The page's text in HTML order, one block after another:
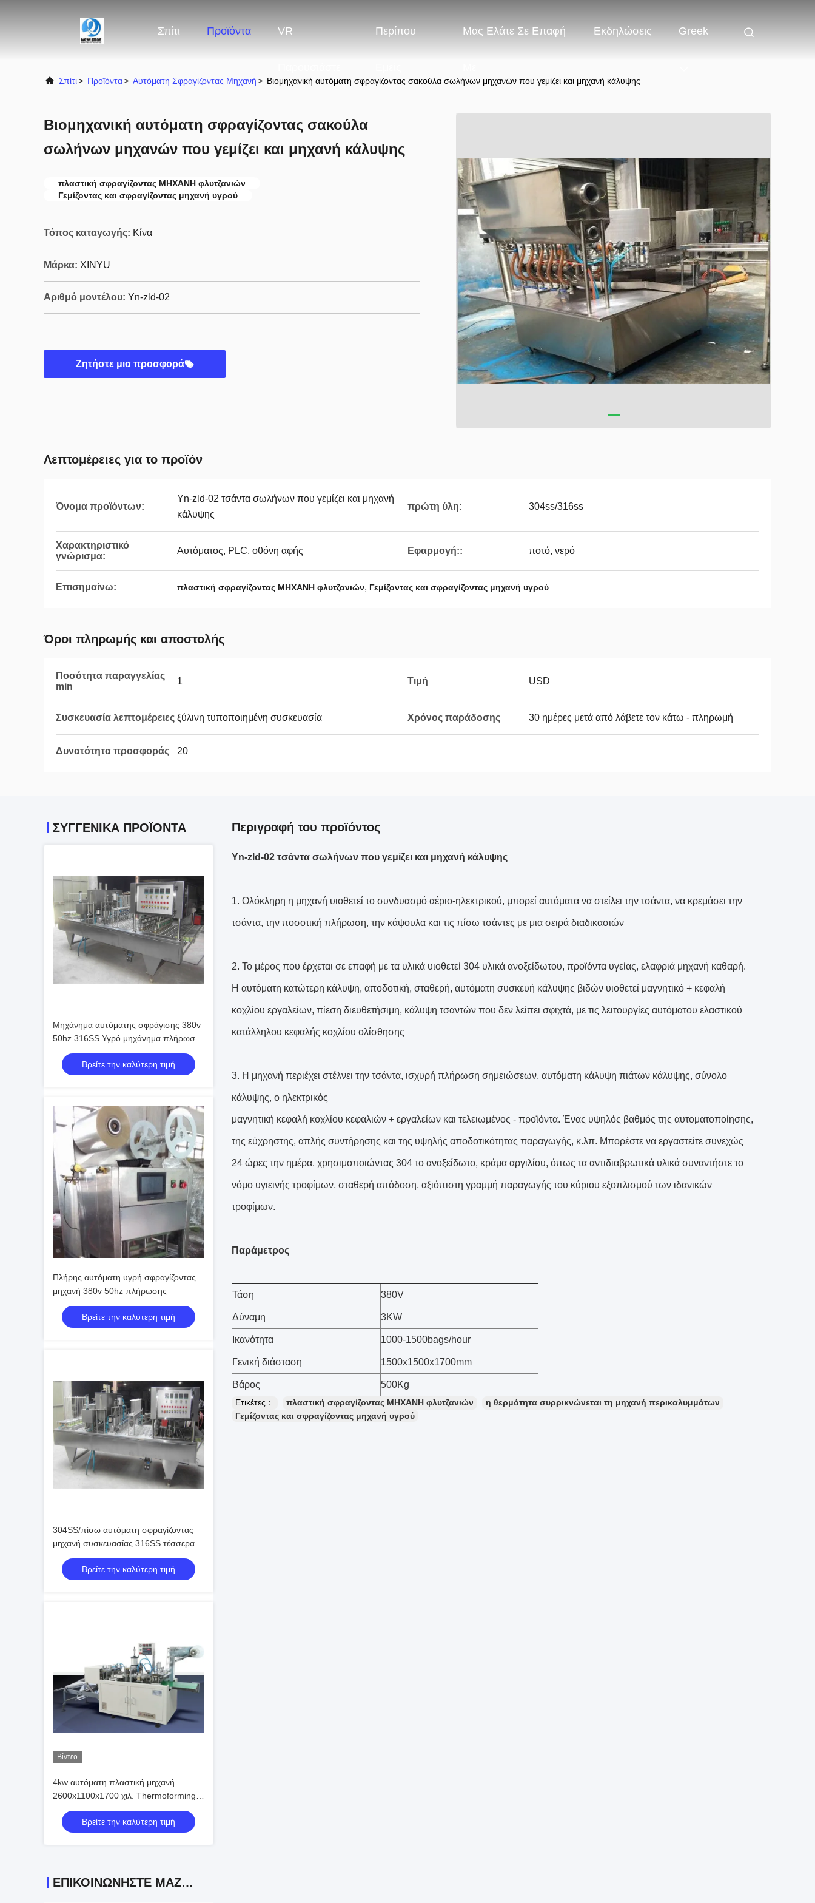
Σπίτι Προϊόντα VR Περίπου Μας Ελάτε Σε Επαφή Εκδηλώσεις Greek
Σπίτι> Προϊόντα> Αυτόματη Σφραγίζοντας Μηχανή> Βιομηχανική αυτόματη σφραγίζοντας σακούλα σωλήνων μηχανών που γεμίζει και μηχανή κάλυψης
Βιομηχανική αυτόματη σφραγίζοντας σακούλα
σωλήνων μηχανών που γεμίζει και μηχανή κάλυψης
πλαστική σφραγίζοντας ΜΗΧΑΝΗ φλυτζανιών
Γεμίζοντας και σφραγίζοντας μηχανή υγρού
Τόπος καταγωγής: Κίνα
Μάρκα: XINYU
Αριθμό μοντέλου: Yn-zld-02
Ζητήστε μια προσφορά
Λεπτομέρειες για το προϊόν
Όνομα προϊόντων:
Yn-zld-02 τσάντα σωλήνων που γεμίζει και μηχανή
κάλυψης
πρώτη ύλη: 304ss/316ss
Χαρακτηριστικό
γνώρισμα:
Αυτόματος, PLC, οθόνη αφής Εφαρμογή:: ποτό, νερό
Επισημαίνω: πλαστική σφραγίζοντας ΜΗΧΑΝΗ φλυτζανιών, Γεμίζοντας και σφραγίζοντας μηχανή υγρού
Όροι πληρωμής και αποστολής
Ποσότητα παραγγελίας
min
1 Τιμή USD
Συσκευασία λεπτομέρειες ξύλινη τυποποιημένη συσκευασία Χρόνος παράδοσης 30 ημέρες μετά από λάβετε τον κάτω - πληρωμή
Δυνατότητα προσφοράς 20
ΣΥΓΓΕΝΙΚΆ ΠΡΟΪΌΝΤΑ
Μηχάνημα αυτόματης σφράγισης 380v
50hz 316SS Υγρό μηχάνημα πλήρωσης
και σφράγισης
Βρείτε την καλύτερη τιμή
Πλήρης αυτόματη υγρή σφραγίζοντας
μηχανή 380v 50hz πλήρωσης
Βρείτε την καλύτερη τιμή
304SS/πίσω αυτόματη σφραγίζοντας
μηχανή συσκευασίας 316SS τέσσερα
πάροδοι
Βρείτε την καλύτερη τιμή
Βίντεο
4kw αυτόματη πλαστική μηχανή
2600x1100x1700 χιλ. Thermoforming
για την ηλεκτρονική
Βρείτε την καλύτερη τιμή
ΕΠΙΚΟΙΝΩΝΉΣΤΕ ΜΑΖΊ ΜΑΣ
Περιγραφή του προϊόντος
Yn-zld-02 τσάντα σωλήνων που γεμίζει και μηχανή κάλυψης
1. Ολόκληρη η μηχανή υιοθετεί το συνδυασμό αέριο-ηλεκτρικού, μπορεί αυτόματα να στείλει την τσάντα, να κρεμάσει την
τσάντα, την ποσοτική πλήρωση, την κάψουλα και τις πίσω τσάντες με μια σειρά διαδικασιών
2. Το μέρος που έρχεται σε επαφή με τα υλικά υιοθετεί 304 υλικά ανοξείδωτου, προϊόντα υγείας, ελαφριά μηχανή καθαρή.
Η αυτόματη κατώτερη κάλυψη, αποδοτική, σταθερή, αυτόματη συσκευή κάλυψης βιδών υιοθετεί μαγνητικό + κεφαλή
κοχλίου εργαλείων, πίεση διευθετήσιμη, κάλυψη τσαντών που δεν λείπει σφιχτά, με τις λειτουργίες αυτόματου ελαστικού
κατάλληλου κεφαλής κοχλίου ολίσθησης
3. Η μηχανή περιέχει στέλνει την τσάντα, ισχυρή πλήρωση σημειώσεων, αυτόματη κάλυψη πιάτων κάλυψης, σύνολο
κάλυψης, ο ηλεκτρικός
μαγνητική κεφαλή κοχλίου κεφαλιών + εργαλείων και τελειωμένος - προϊόντα. Ένας υψηλός βαθμός της αυτοματοποίησης,
της εύχρηστης, απλής συντήρησης και της υψηλής αποδοτικότητας παραγωγής, κ.λπ. Μπορέστε να εργαστείτε συνεχώς
24 ώρες την ημέρα. χρησιμοποιώντας 304 το ανοξείδωτο, κράμα αργιλίου, όπως τα αντιδιαβρωτικά υλικά συναντήστε το
νόμο υγιεινής τροφίμων, σταθερή απόδοση, αξιόπιστη γραμμή παραγωγής του κύριου εξοπλισμού των ιδανικών
τροφίμων.
Παράμετρος
Τάση 380V
Δύναμη 3KW
Ικανότητα 1000-1500bags/hour
Γενική διάσταση 1500x1500x1700mm
Βάρος 500Kg
Ετικέτες： πλαστική σφραγίζοντας ΜΗΧΑΝΗ φλυτζανιών
η θερμότητα συρρικνώνεται τη μηχανή περικαλυμμάτων
Γεμίζοντας και σφραγίζοντας μηχανή υγρού